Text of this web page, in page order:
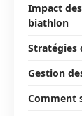
Impact
biathlon
Stratégies
Gestion
Comment